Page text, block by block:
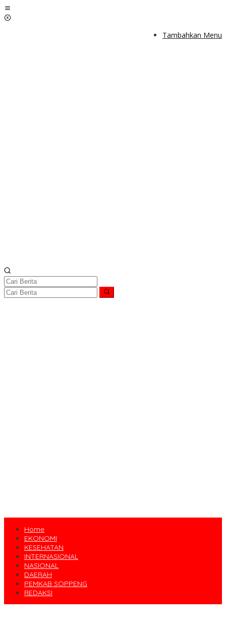
Lewati
ke
Tambahkan Menu
Home
EKONOMI
KESEHATAN
INTERNASIONAL
NASIONAL
DAERAH
PEMKAB SOPPENG
REDAKSI